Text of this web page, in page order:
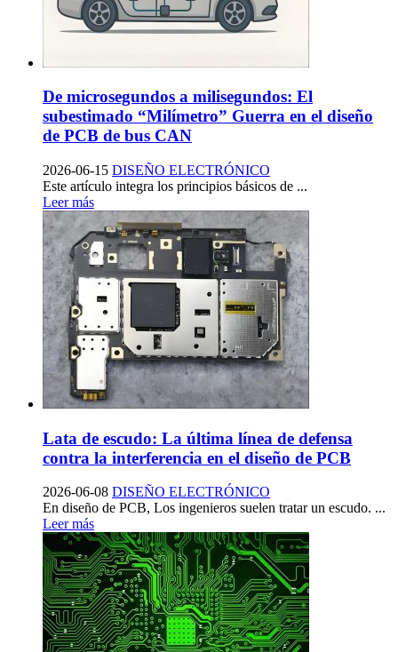
De microsegundos a milisegundos: El
subestimado “Milímetro” Guerra en el diseño
de PCB de bus CAN
2026-06-15 DISEÑO ELECTRÓNICO
Este artículo integra los principios básicos de ...
Leer más
Lata de escudo: La última línea de defensa
contra la interferencia en el diseño de PCB
2026-06-08 DISEÑO ELECTRÓNICO
En diseño de PCB, Los ingenieros suelen tratar un escudo. ...
Leer más